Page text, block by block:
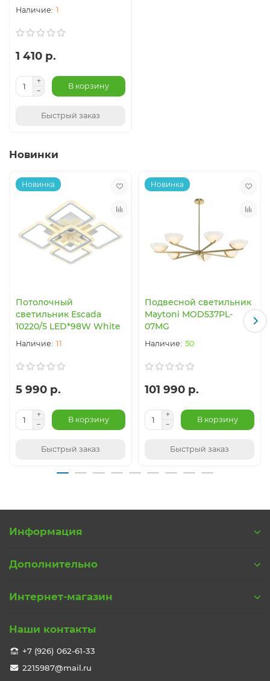
1
1 410 р.
В корзину
Быстрый заказ
Новинки
Новинка
Потолочный
светильник Escada
10220/5 LED*98W White
11
5 990 р.
В корзину
Быстрый заказ
Новинка
Подвесной светильник
Maytoni MOD537PL-
07MG
50
101 990 р.
В корзину
Быстрый заказ
Информация
Дополнительно
Интернет-магазин
Наши контакты
+7 (926) 062-61-33
2215987@mail.ru